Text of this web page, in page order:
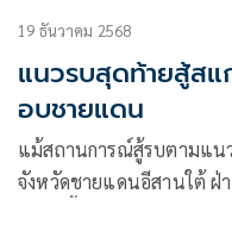
19 ธันวาคม 2568
แนวรบสุดท้ายสู้สแกมเมอร์ ปั
อบชายแดน
แม้สถานการณ์สู้รบตามแ
จังหวัดชายแดนอีสานใต้ ฝ่